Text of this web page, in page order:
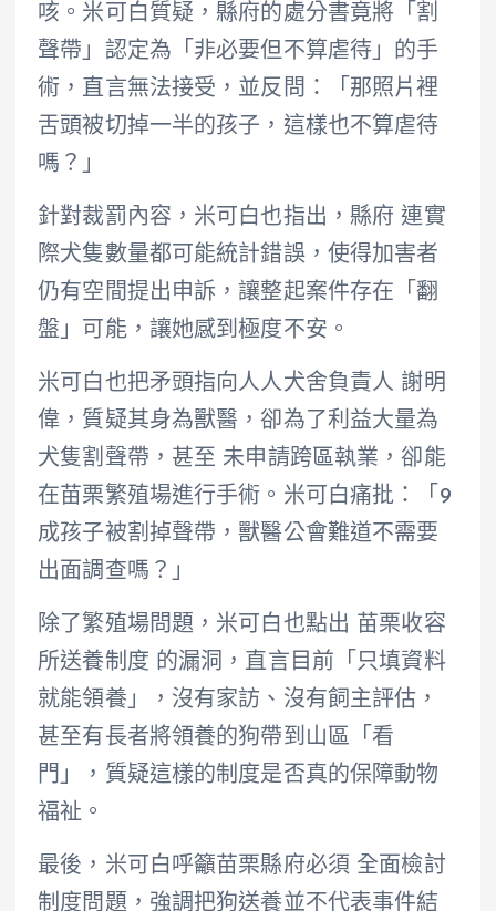
咳。米可白質疑，縣府的處分書竟將「割
聲帶」認定為「非必要但不算虐待」的手
術，直言無法接受，並反問：「那照片裡
舌頭被切掉一半的孩子，這樣也不算虐待
嗎？」
針對裁罰內容，米可白也指出，縣府 連實
際犬隻數量都可能統計錯誤，使得加害者
仍有空間提出申訴，讓整起案件存在「翻
盤」可能，讓她感到極度不安。
米可白也把矛頭指向人人犬舍負責人 謝明
偉，質疑其身為獸醫，卻為了利益大量為
犬隻割聲帶，甚至 未申請跨區執業，卻能
在苗栗繁殖場進行手術。米可白痛批：「9
成孩子被割掉聲帶，獸醫公會難道不需要
出面調查嗎？」
除了繁殖場問題，米可白也點出 苗栗收容
所送養制度 的漏洞，直言目前「只填資料
就能領養」，沒有家訪、沒有飼主評估，
甚至有長者將領養的狗帶到山區「看
門」，質疑這樣的制度是否真的保障動物
福祉。
最後，米可白呼籲苗栗縣府必須 全面檢討
制度問題，強調把狗送養並不代表事件結